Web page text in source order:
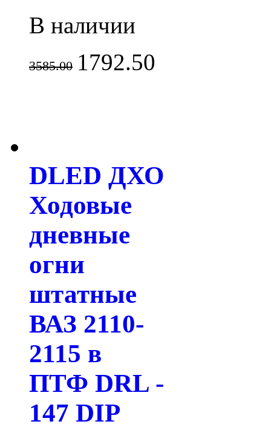
В наличии
3585.00 1792.50
DLED ДХО
Ходовые
дневные
огни
штатные
ВАЗ 2110-
2115 в
ПТФ DRL -
147 DIP